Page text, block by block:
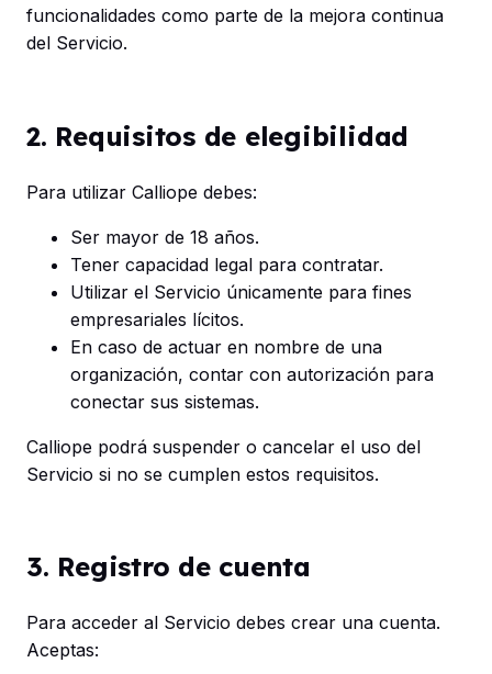
funcionalidades como parte de la mejora continua
del Servicio.
2. Requisitos de elegibilidad
Para utilizar Calliope debes:
Ser mayor de 18 años.
Tener capacidad legal para contratar.
Utilizar el Servicio únicamente para fines
empresariales lícitos.
En caso de actuar en nombre de una
organización, contar con autorización para
conectar sus sistemas.
Calliope podrá suspender o cancelar el uso del
Servicio si no se cumplen estos requisitos.
3. Registro de cuenta
Para acceder al Servicio debes crear una cuenta.
Aceptas: